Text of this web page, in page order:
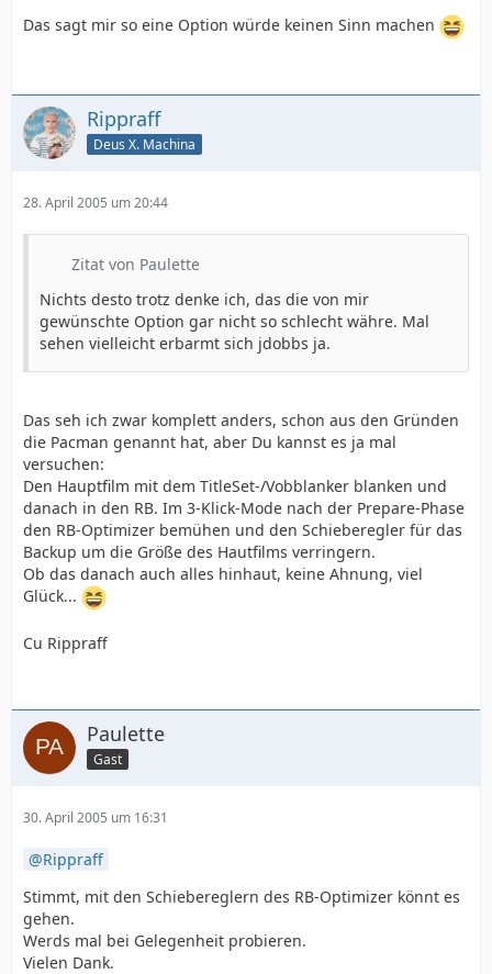
Das sagt mir so eine Option würde keinen Sinn machen
Rippraff
Deus X. Machina
28. April 2005 um 20:44
Zitat von Paulette
Nichts desto trotz denke ich, das die von mir
gewünschte Option gar nicht so schlecht währe. Mal
sehen vielleicht erbarmt sich jdobbs ja.
Das seh ich zwar komplett anders, schon aus den Gründen
die Pacman genannt hat, aber Du kannst es ja mal
versuchen:
Den Hauptfilm mit dem TitleSet-/Vobblanker blanken und
danach in den RB. Im 3-Klick-Mode nach der Prepare-Phase
den RB-Optimizer bemühen und den Schieberegler für das
Backup um die Größe des Hautfilms verringern.
Ob das danach auch alles hinhaut, keine Ahnung, viel
Glück...
Cu Rippraff
Paulette
Gast
30. April 2005 um 16:31
Rippraff
Stimmt, mit den Schiebereglern des RB-Optimizer könnt es
gehen.
Werds mal bei Gelegenheit probieren.
Vielen Dank.